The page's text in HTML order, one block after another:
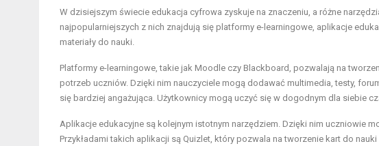
W dzisiejszym świecie edukacja cyfrowa zyskuje na znaczeniu, a różne
najpopularniejszych z nich znajdują się platformy e-learningowe, aplikacje
materiały do nauki.
Platformy e-learningowe, takie jak Moodle czy Blackboard, pozwalają na
potrzeb uczniów. Dzięki nim nauczyciele mogą dodawać multimedia, testy,
się bardziej angażująca. Użytkownicy mogą uczyć się w dogodnym dla siebie
Aplikacje edukacyjne są kolejnym istotnym narzędziem. Dzięki nim uczniowie
Przykładami takich aplikacji są Quizlet, który pozwala na tworzenie kart do